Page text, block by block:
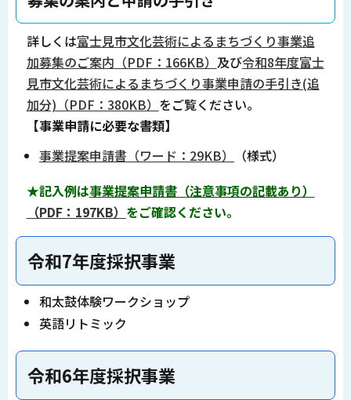
詳しくは富士見市文化芸術によるまちづくり事業追
加募集のご案内（PDF：166KB） 及び令和8年度富士
見市文化芸術によるまちづくり事業申請の手引き(追
加分)（PDF：380KB） をご覧ください。
【事業申請に必要な書類】
事業提案申請書（ワード：29KB）
（様式）
★記入例は事業提案申請書（注意事項の記載あり）
（PDF：197KB） をご確認ください。
令和7年度採択事業
和太鼓体験ワークショップ
英語リトミック
令和6年度採択事業